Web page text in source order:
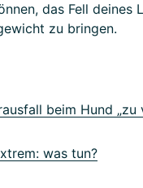
das Fell deines
zu bringen.
beim Hund „zu
was tun?